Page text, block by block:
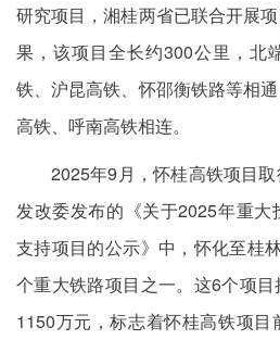
研究项目，湘桂两省已联合开展
果，该项目全长约300公里，北
铁、沪昆高铁、怀邵衡铁路等相
高铁、呼南高铁相连。
2025年9月，怀桂高铁项目
发改委发布的《关于2025年重
支持项目的公示》中，怀化至桂
个重大铁路项目之一。这6个项
1150万元，标志着怀桂高铁项